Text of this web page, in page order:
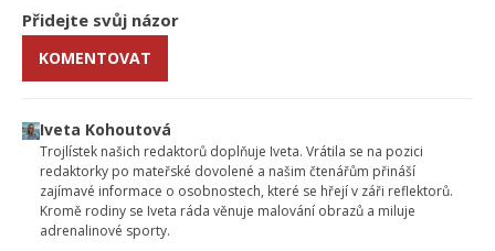
Přidejte svůj názor
KOMENTOVAT
Iveta Kohoutová
Trojlístek našich redaktorů doplňuje Iveta. Vrátila se na pozici
redaktorky po mateřské dovolené a našim čtenářům přináší
zajímavé informace o osobnostech, které se hřejí v záři reflektorů.
Kromě rodiny se Iveta ráda věnuje malování obrazů a miluje
adrenalinové sporty.